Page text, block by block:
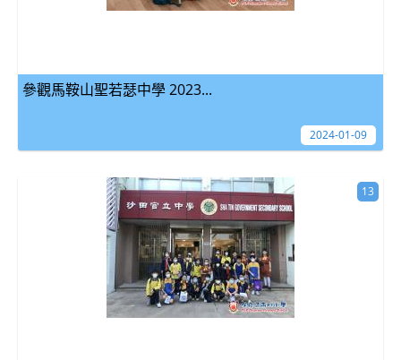
參觀馬鞍山聖若瑟中學 2023...
2024-01-09
13